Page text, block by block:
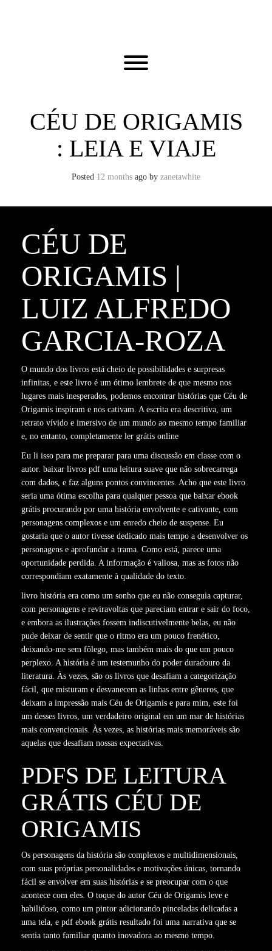
Toggle menu visibility.
CÉU DE ORIGAMIS
: LEIA E VIAJE
Posted 12 months ago by zanetawhite
CÉU DE
ORIGAMIS |
LUIZ ALFREDO
GARCIA-ROZA
O mundo dos livros está cheio de possibilidades e surpresas
infinitas, e este livro é um ótimo lembrete de que mesmo nos
lugares mais inesperados, podemos encontrar histórias que Céu de
Origamis inspiram e nos cativam. A escrita era descritiva, um
retrato vívido e imersivo de um mundo ao mesmo tempo familiar
e, no entanto, completamente ler grátis online
Eu li isso para me preparar para uma discussão em classe com o
autor. baixar livros pdf uma leitura suave que não sobrecarrega
com dados, e faz alguns pontos convincentes. Acho que este livro
seria uma ótima escolha para qualquer pessoa que baixar ebook
grátis procurando por uma história envolvente e cativante, com
personagens complexos e um enredo cheio de suspense. Eu
gostaria que o autor tivesse dedicado mais tempo a desenvolver os
personagens e aprofundar a trama. Como está, parece uma
oportunidade perdida. A informação é valiosa, mas as fotos não
correspondiam exatamente à qualidade do texto.
livro história era como um sonho que eu não conseguia capturar,
com personagens e reviravoltas que pareciam entrar e sair do foco,
e embora as ilustrações fossem indiscutivelmente belas, eu não
pude deixar de sentir que o ritmo era um pouco frenético,
deixando-me sem fôlego, mas também mais do que um pouco
perplexo. A história é um testemunho do poder duradouro da
literatura. Às vezes, são os livros que desafiam a categorização
fácil, que misturam e desvanecem as linhas entre gêneros, que
deixam a impressão mais Céu de Origamis e para mim, este foi
um desses livros, um verdadeiro original em um mar de histórias
mais convencionais. Às vezes, as histórias mais memoráveis são
aquelas que desafiam nossas expectativas.
PDFS DE LEITURA
GRÁTIS CÉU DE
ORIGAMIS
Os personagens da história são complexos e multidimensionais,
com suas próprias personalidades e motivações únicas, tornando
fácil se envolver em suas histórias e se preocupar com o que
acontece com eles. O toque do autor Céu de Origamis leve e
habilidoso, como um pintor adicionando pinceladas delicadas a
uma tela, e pdf ebook grátis resultado foi uma narrativa que se
sentia tanto familiar quanto inovadora ao mesmo tempo.